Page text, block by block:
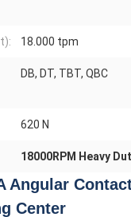
18.000 tpm
DB, DT, TBT, QBC
620 N
18000RPM Heavy
Angular
Center